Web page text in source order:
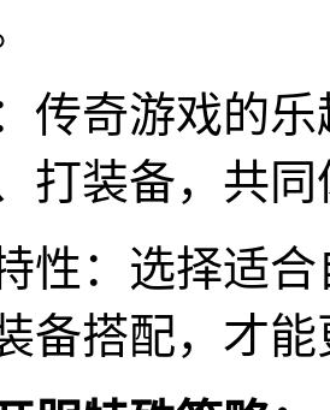
传奇游戏的
打装备，共
性：选择适
备搭配，才